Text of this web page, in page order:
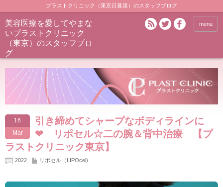
プラストクリニック（東京日暮里）のスタッフブログ
美容医療を愛してやまな
いプラストクリニック
（東京）のスタッフブロ
グ
menu
16
Mar
引き締めてシャープなボディラインに
❤ リポセル☆二の腕＆背中治療 【プ
ラストクリニック東京】
2022 リポセル（LIPOcel)